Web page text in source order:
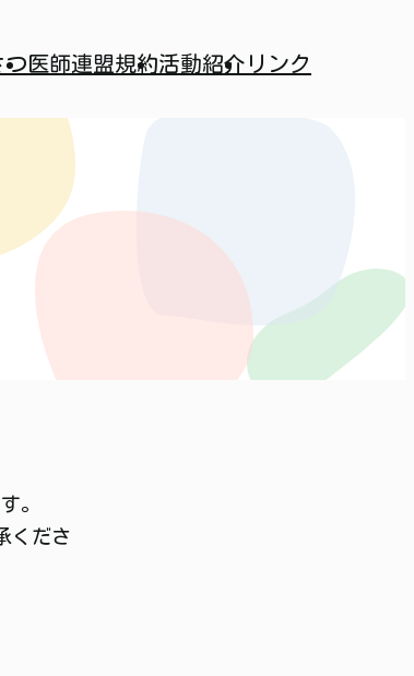
つ 医師連盟規約活動紹介 リンク
。
くださ